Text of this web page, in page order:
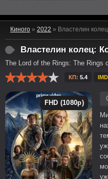
Киного » 2022 » Властелин
Властелин колец:
The Lord of the Rings: The Rings
КП: 5.4
FHD (1080p)